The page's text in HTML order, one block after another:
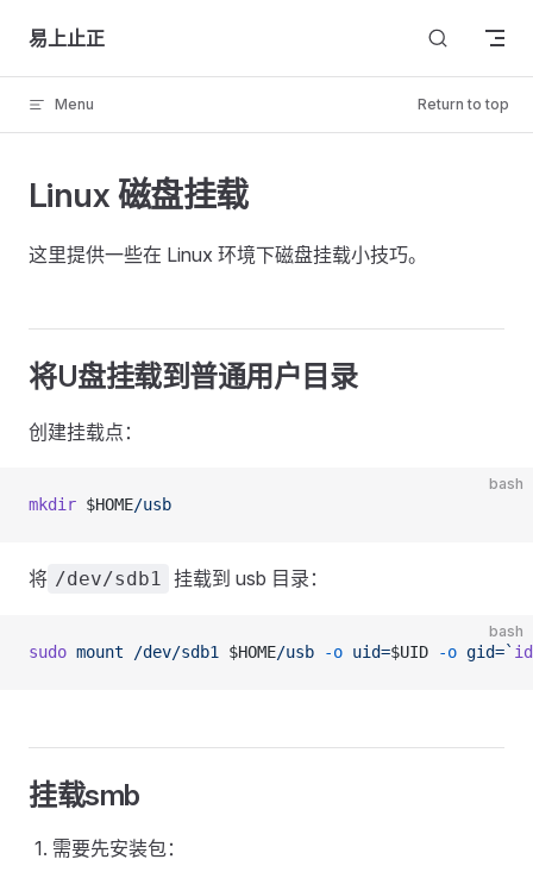
Skip to content
易上止正
Menu Return to top
Linux 磁盘挂载
这里提供一些在 Linux 环境下磁盘挂载小技巧。
将U盘挂载到普通用户目录
创建挂载点：
bash
mkdir $HOME/usb
将 /dev/sdb1 挂载到 usb 目录：
bash
sudo mount /dev/sdb1 $HOME/usb -o uid=$UID -o gid=` id
挂载smb
需要先安装包：